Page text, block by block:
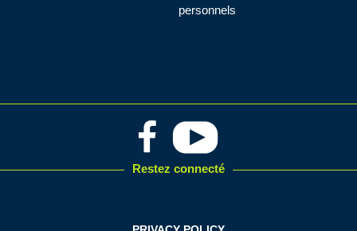
personnels
Restez connecté